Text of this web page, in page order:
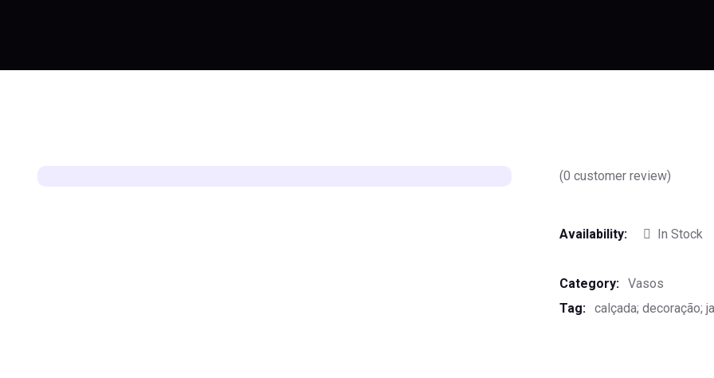
(0 customer review)
Availability: In Stock
Category: Vasos
Tag: calçada; decoração;